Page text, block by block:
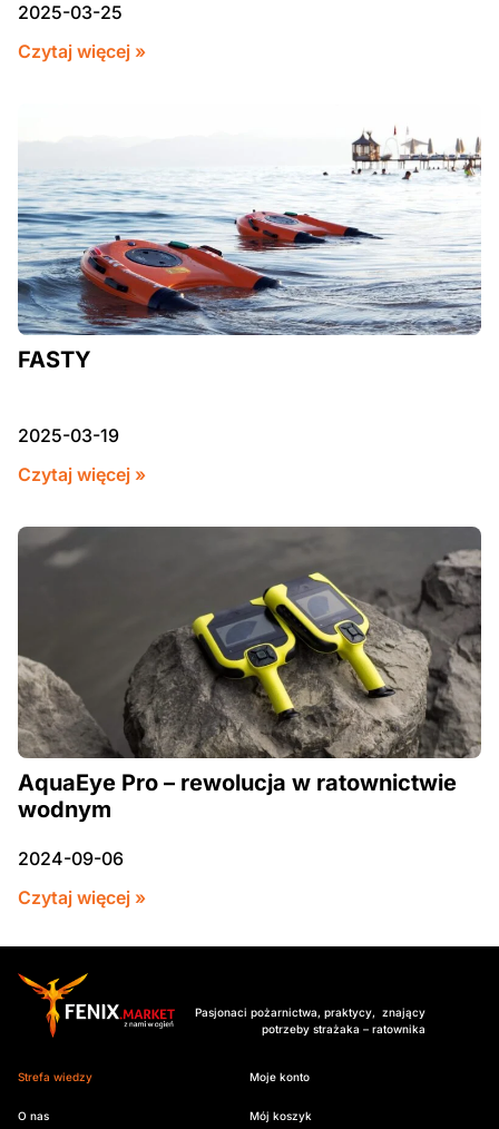
2025-03-25
Czytaj więcej »
FASTY
2025-03-19
Czytaj więcej »
AquaEye Pro – rewolucja w ratownictwie
wodnym
2024-09-06
Czytaj więcej »
Pasjonaci pożarnictwa, praktycy, znający
potrzeby strażaka – ratownika
Strefa wiedzy
O nas
Moje konto
Mój koszyk